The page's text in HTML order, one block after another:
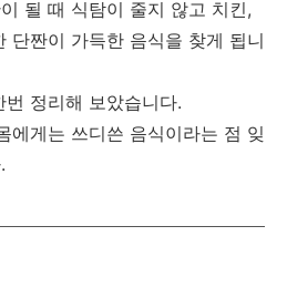
될 때 식탐이 줄지 않고 치킨,
단짠이 가득한 음식을 찾게 됩니
정리해 보았습니다.
에게는 쓰디쓴 음식이라는 점 잊